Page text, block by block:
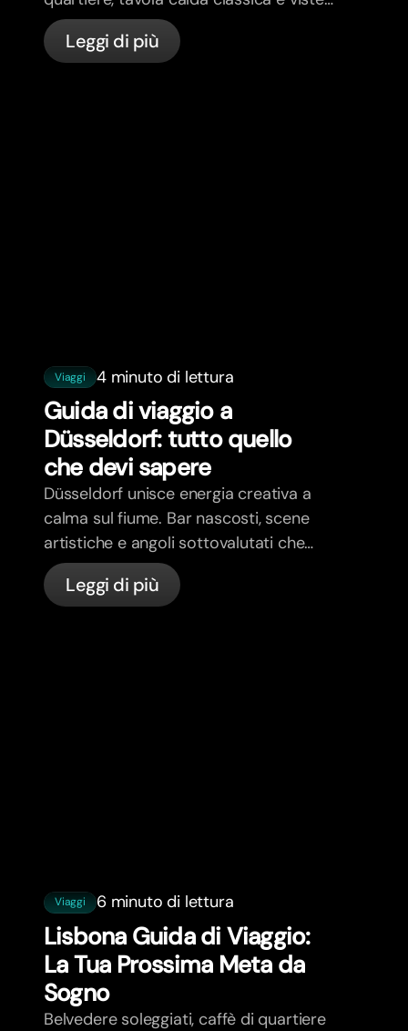
sullo skyline.
Leggi di più
Viaggi 4 minuto di lettura
Guida di viaggio a
Düsseldorf: tutto quello
che devi sapere
Düsseldorf unisce energia creativa a
calma sul fiume. Bar nascosti, scene
artistiche e angoli sottovalutati che
vale la pena visitare con la guida.
Leggi di più
Viaggi 6 minuto di lettura
Lisbona Guida di Viaggio:
La Tua Prossima Meta da
Sogno
Belvedere soleggiati, caffè di quartiere